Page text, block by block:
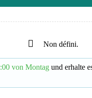
Non défini.
von Montag und erhalte